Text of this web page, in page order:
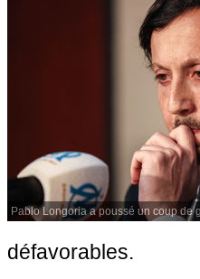
Pablo Longoria a poussé un coup de
défavorables.